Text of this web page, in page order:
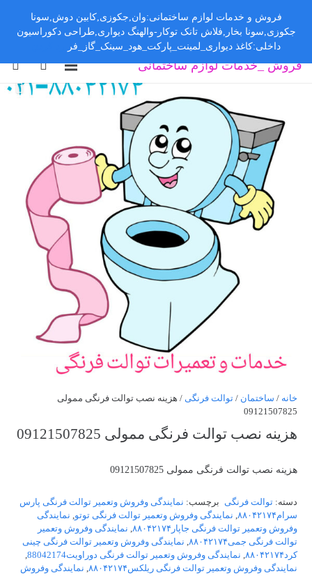
فروش _خدمات لوازم ساختمانی
خانه / ساختمان / توالت فرنگی / هزینه نصب توالت فرنگی ممولی
09121507825
هزینه نصب توالت فرنگی ممولی 09121507825
هزینه نصب توالت فرنگی ممولی 09121507825
دسته: توالت فرنگی برچسب: نمایندگی وفروش وتعمیر توالت فرنگی پارس
سرام۸۸۰۴۲۱۷۴
, نمایندگی وفروش وتعمیر توالت فرنگی توتو, نمایندگی
وفروش وتعمیر توالت فرنگی جاپار۸۸۰۴۲۱۷۴
, نمایندگی وفروش وتعمیر
توالت فرنگی جمی۸۸۰۴۲۱۷۴
, نمایندگی وفروش وتعمیر توالت فرنگی چینی
کرد۸۸۰۴۲۱۷۴
, نمایندگی وفروش وتعمیر توالت فرنگی دوراویت88042174
,
نمایندگی وفروش وتعمیر توالت فرنگی ریلکس۸۸۰۴۲۱۷۴
, نمایندگی وفروش
فروش و خدمات لوازم ساختمانی:وان,جکوزی,کابین دوش,سونا
جکوزی,سونا بخار,فلاش تانک توکار-والهنگ دیواری,طراحی دکوراسیون
داخلی:کاغذ دیواری_لمینت_پارکت_هود_سینک_گاز_فر